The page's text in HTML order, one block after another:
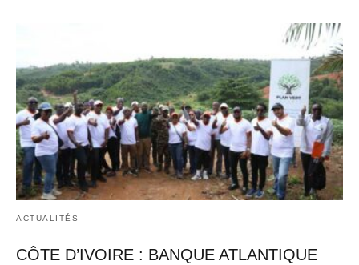
ACTUALITÉS
CÔTE D’IVOIRE : BANQUE ATLANTIQUE